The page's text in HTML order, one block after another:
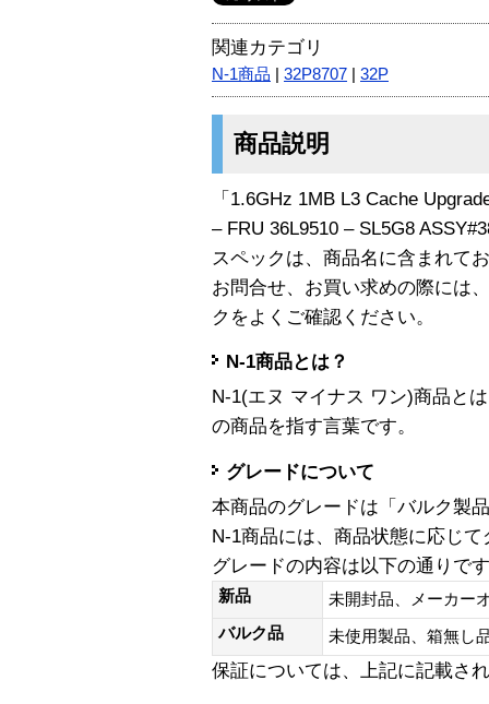
関連カテゴリ
N-1商品 32P8707 32P
商品説明
「1.6GHz 1MB L3 Cache
– FRU 36L9510 – SL5G8
スペックは、商品名に含まれて
お問合せ、お買い求めの際には
クをよくご確認ください。
N-1商品とは？
N-1(エヌ マイナス ワン)商品と
の商品を指す言葉です。
グレードについて
本商品のグレードは「バルク製
N-1商品には、商品状態に応じ
グレードの内容は以下の通りで
新品
未開封品、メーカー
バルク品
未使用製品、箱無
保証については、上記に記載さ